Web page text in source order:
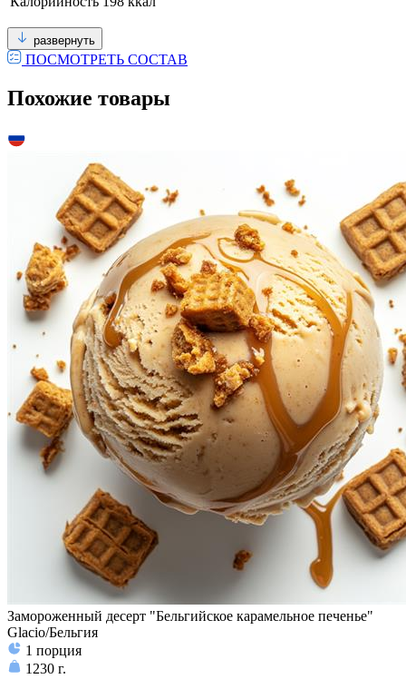
развернуть
ПОСМОТРЕТЬ СОСТАВ
Похожие товары
Замороженный десерт "Бельгийское карамельное печенье"
Glacio/Бельгия
1 порция
1230 г.